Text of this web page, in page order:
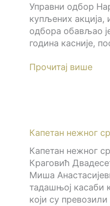
Управни одбор
купљених акција,
одбора обављао
година касније,
Прочитај више
Капетан нежног
Капетан нежног
Краговић
Миша
тадашњој касаби
који су